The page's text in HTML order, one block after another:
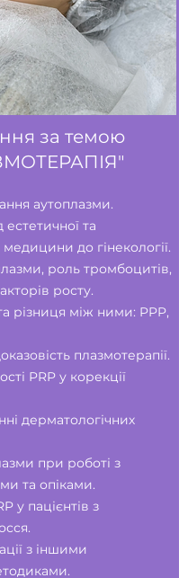
за темою
аутоплазми.
естетичної та
до гінекології.
роль тромбоцитів,
росту.
різниця між ними: PPP,
плазмотерапії.
PRP у корекції
дерматологічних
при роботі з
та опіками.
у пацієнтів з
з іншими